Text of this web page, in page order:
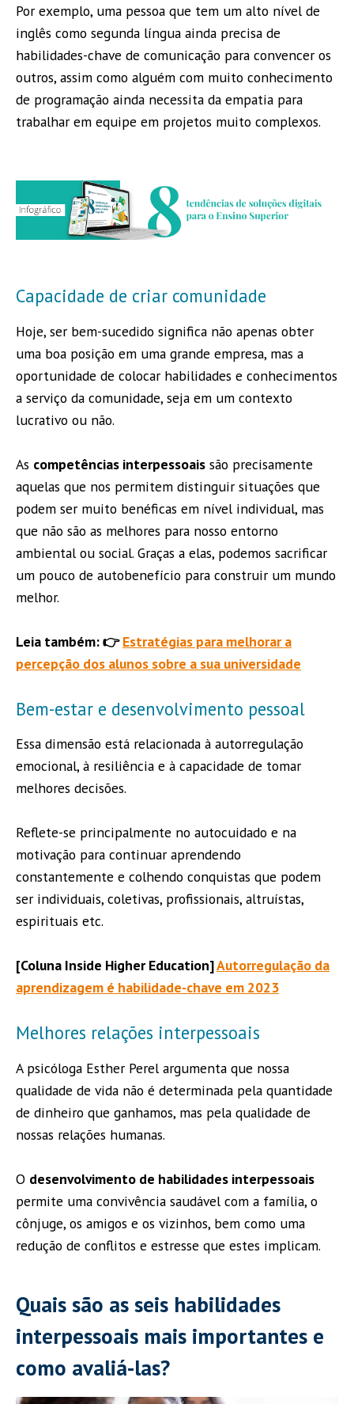
Por exemplo, uma pessoa que tem um alto nível de
inglês como segunda língua ainda precisa de
habilidades-chave de comunicação para convencer os
outros, assim como alguém com muito conhecimento
de programação ainda necessita da empatia para
trabalhar em equipe em projetos muito complexos.
Capacidade de criar comunidade
Hoje, ser bem-sucedido significa não apenas obter
uma boa posição em uma grande empresa, mas a
oportunidade de colocar habilidades e conhecimentos
a serviço da comunidade, seja em um contexto
lucrativo ou não.
As competências interpessoais são precisamente
aquelas que nos permitem distinguir situações que
podem ser muito benéficas em nível individual, mas
que não são as melhores para nosso entorno
ambiental ou social. Graças a elas, podemos sacrificar
um pouco de autobenefício para construir um mundo
melhor.
Leia também: 👉Estratégias para melhorar a
percepção dos alunos sobre a sua universidade
Bem-estar e desenvolvimento pessoal
Essa dimensão está relacionada à autorregulação
emocional, à resiliência e à capacidade de tomar
melhores decisões.
Reflete-se principalmente no autocuidado e na
motivação para continuar aprendendo
constantemente e colhendo conquistas que podem
ser individuais, coletivas, profissionais, altruístas,
espirituais etc.
[Coluna Inside Higher Education]Autorregulação da
aprendizagem é habilidade-chave em 2023
Melhores relações interpessoais
A psicóloga Esther Perel argumenta que nossa
qualidade de vida não é determinada pela quantidade
de dinheiro que ganhamos, mas pela qualidade de
nossas relações humanas.
O desenvolvimento de habilidades interpessoais
permite uma convivência saudável com a família, o
cônjuge, os amigos e os vizinhos, bem como uma
redução de conflitos e estresse que estes implicam.
Quais são as seis habilidades
interpessoais mais importantes e
como avaliá-las?